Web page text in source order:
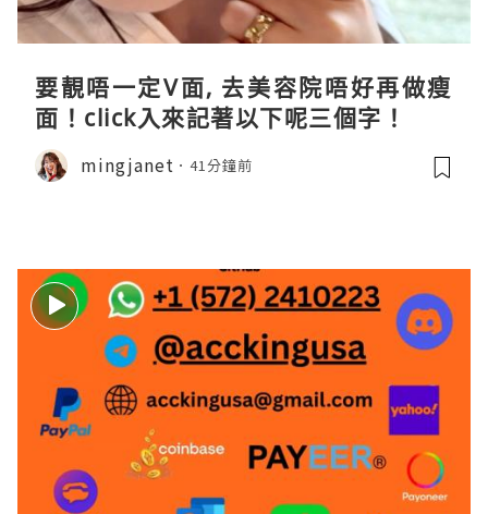
要靚唔一定V面, 去美容院唔好再做瘦
面！click入來記著以下呢三個字！
mingjanet 41分鐘前